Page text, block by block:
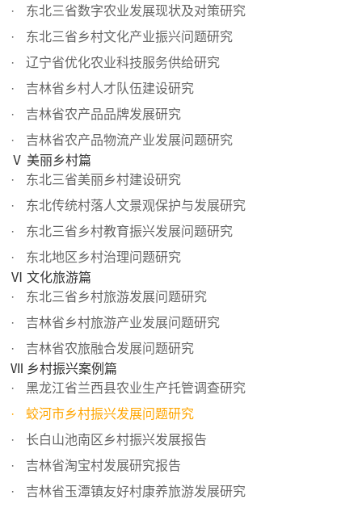
东北三省数字农业发展现状及对策研究
东北三省乡村文化产业振兴问题研究
辽宁省优化农业科技服务供给研究
吉林省乡村人才队伍建设研究
吉林省农产品品牌发展研究
吉林省农产品物流产业发展问题研究
Ⅴ 美丽乡村篇
东北三省美丽乡村建设研究
东北传统村落人文景观保护与发展研究
东北三省乡村教育振兴发展问题研究
东北地区乡村治理问题研究
Ⅵ 文化旅游篇
东北三省乡村旅游发展问题研究
吉林省乡村旅游产业发展问题研究
吉林省农旅融合发展问题研究
Ⅶ 乡村振兴案例篇
黑龙江省兰西县农业生产托管调查研究
蛟河市乡村振兴发展问题研究
长白山池南区乡村振兴发展报告
吉林省淘宝村发展研究报告
吉林省玉潭镇友好村康养旅游发展研究